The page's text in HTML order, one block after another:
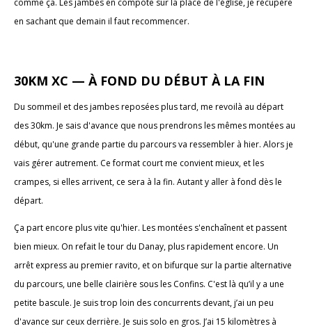
en sachant que demain il faut recommencer.
30KM XC — À FOND DU DÉBUT À LA FIN
Du sommeil et des jambes reposées plus tard, me revoilà au départ
des 30km. Je sais d'avance que nous prendrons les mêmes montées au
début, qu'une grande partie du parcours va ressembler à hier. Alors je
vais gérer autrement. Ce format court me convient mieux, et les
crampes, si elles arrivent, ce sera à la fin. Autant y aller à fond dès le
départ.
Ça part encore plus vite qu'hier. Les montées s'enchaînent et passent
bien mieux. On refait le tour du Danay, plus rapidement encore. Un
arrêt express au premier ravito, et on bifurque sur la partie alternative
du parcours, une belle clairière sous les Confins. C'est là qu’il y a une
petite bascule. Je suis trop loin des concurrents devant, j’ai un peu
d'avance sur ceux derrière. Je suis solo en gros. J’ai 15 kilomètres à